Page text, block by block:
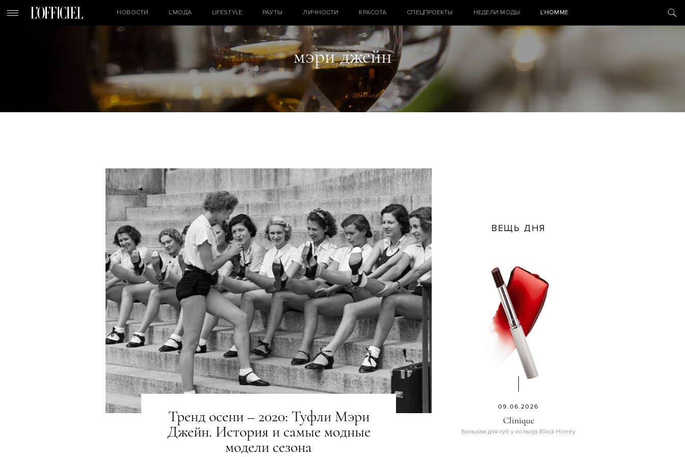
НОВОСТИ L’МОДА LIFESTYLE РАУТЫ ЛИЧНОСТИ КРАСОТА СПЕЦПРОЕКТЫ НЕДЕЛИ МОДЫ L’HOMME
мэри джейн
Тренд осени – 2020: Туфли Мэри
Джейн. История и самые модные
модели сезона
ВЕЩЬ ДНЯ
09.06.2026
Clinique
Бальзам для губ у кольорі Black Honey